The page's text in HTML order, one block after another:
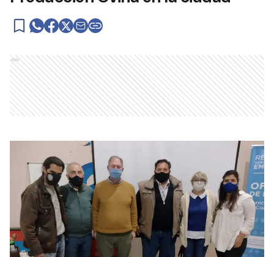
Ads